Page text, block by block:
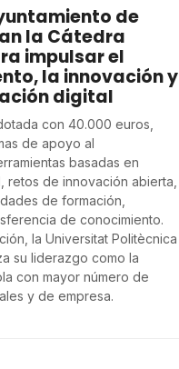
de
la Cátedra
impulsar el
la innovación y
digital
con 40.000 euros,
de apoyo al
basadas en
retos de innovación abierta,
de formación,
de conocimiento.
la Universitat Politècnica
su liderazgo como la
con mayor número de
y de empresa.